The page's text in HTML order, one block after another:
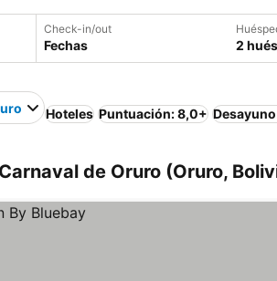
Check-in/out
Fechas 2
Hoteles Puntuación: 8,0+
de Oruro (Oruro,